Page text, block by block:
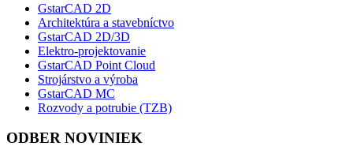
GstarCAD 2D
Architektúra a stavebníctvo
GstarCAD 2D/3D
Elektro-projektovanie
GstarCAD Point Cloud
Strojárstvo a výroba
GstarCAD MC
Rozvody a potrubie (TZB)
ODBER NOVINIEK